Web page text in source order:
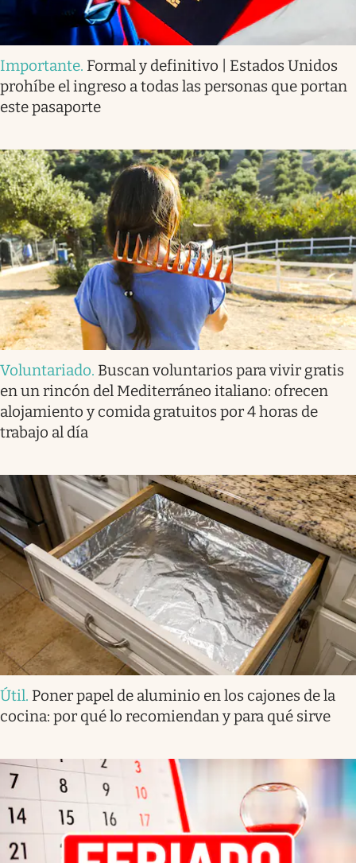
Importante. Formal y definitivo | Estados Unidos
prohíbe el ingreso a todas las personas que portan
este pasaporte
Voluntariado. Buscan voluntarios para vivir gratis
en un rincón del Mediterráneo italiano: ofrecen
alojamiento y comida gratuitos por 4 horas de
trabajo al día
Útil. Poner papel de aluminio en los cajones de la
cocina: por qué lo recomiendan y para qué sirve